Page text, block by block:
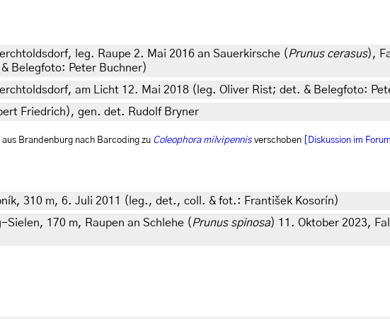
leg. Raupe 2. Mai 2016 an Sauerkirsche (Prunus cerasus),
Belegfoto: Peter Buchner)
am Licht 12. Mai 2018 (leg. Oliver Rist; det. & Belegfoto:
Friedrich), gen. det. Rudolf Bryner
Brandenburg nach Barcoding zu Coleophora milvipennisverschoben [Diskussion im Forum]
310 m, 6. Juli 2011 (leg., det., coll. & fot.: František Kosorín)
170 m, Raupen an Schlehe (Prunus spinosa) 11. Oktober 2023,